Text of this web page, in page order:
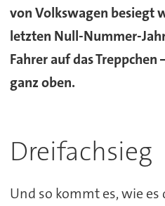
von Volkswagen besiegt
letzten Null-Nummer-
Fahrer auf das
ganz oben.
Dreifachsieg
Und so kommt es, wie es